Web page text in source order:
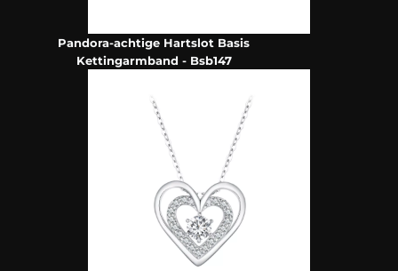
Pandora-achtige Hartslot Basis
Kettingarmband - Bsb147